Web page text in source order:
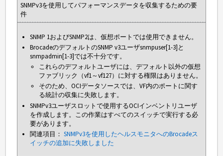
SNMPv3を使用してパフォーマンスデータを収集するための要
件
SNMP 1およびSNMP2は、仮想ポートでは使用できません。
BrocadeのデフォルトのSNMP v3ユーザsnmpuser[1-3]と
snmpadmin[1-3]では不十分です。
これらのデフォルトユーザには、デフォルト以外の仮想
ファブリック（vf1～vf127）に対する権限はありません。
そのため、OCIデータソースでは、VF内のポートに関す
る統計の収集に失敗します。
SNMPv3ユーザスロットで使用するOCIインベントリユーザ
を作成します。この作業はすべてのスイッチで実行する必
要があります。
関連項目： SNMPv3を使用したヘルスモニタへのBrocadeス
イッチの追加に失敗しました